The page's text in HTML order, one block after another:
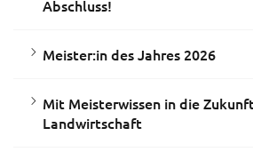
Abschluss!
Meister:in des Jahres 2026
Mit Meisterwissen in die
Landwirtschaft